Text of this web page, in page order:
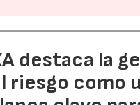
destaca la
riesgo como